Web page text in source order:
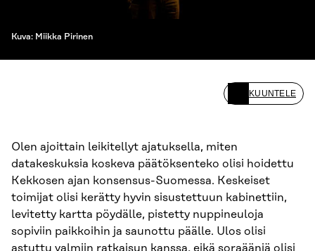
Kuva: Miikka Pirinen
KUUNTELE
Olen ajoittain leikitellyt ajatuksella, miten
datakeskuksia koskeva päätöksenteko olisi hoidettu
Kekkosen ajan konsensus-Suomessa. Keskeiset
toimijat olisi kerätty hyvin sisustettuun kabinettiin,
levitetty kartta pöydälle, pistetty nuppineuloja
sopiviin paikkoihin ja saunottu päälle. Ulos olisi
astuttu valmiin ratkaisun kanssa, eikä soraääniä olisi